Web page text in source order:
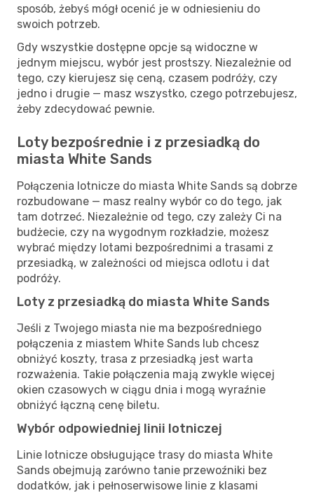
sposób, żebyś mógł ocenić je w odniesieniu do
swoich potrzeb.
Gdy wszystkie dostępne opcje są widoczne w
jednym miejscu, wybór jest prostszy. Niezależnie od
tego, czy kierujesz się ceną, czasem podróży, czy
jedno i drugie — masz wszystko, czego potrzebujesz,
żeby zdecydować pewnie.
Loty bezpośrednie i z przesiadką do
miasta White Sands
Połączenia lotnicze do miasta White Sands są dobrze
rozbudowane — masz realny wybór co do tego, jak
tam dotrzeć. Niezależnie od tego, czy zależy Ci na
budżecie, czy na wygodnym rozkładzie, możesz
wybrać między lotami bezpośrednimi a trasami z
przesiadką, w zależności od miejsca odlotu i dat
podróży.
Loty z przesiadką do miasta White Sands
Jeśli z Twojego miasta nie ma bezpośredniego
połączenia z miastem White Sands lub chcesz
obniżyć koszty, trasa z przesiadką jest warta
rozważenia. Takie połączenia mają zwykle więcej
okien czasowych w ciągu dnia i mogą wyraźnie
obniżyć łączną cenę biletu.
Wybór odpowiedniej linii lotniczej
Linie lotnicze obsługujące trasy do miasta White
Sands obejmują zarówno tanie przewoźniki bez
dodatków, jak i pełnoserwisowe linie z klasami